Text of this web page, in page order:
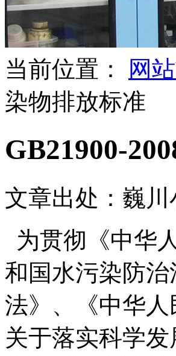
当前位置： 网
染物排放标准
GB21900-
文章出处：巍川
为贯彻《中华
和国水污染防
法》、《中华
关于落实科学